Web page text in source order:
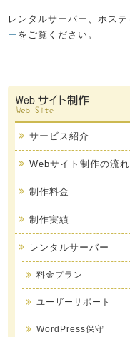
レンタルサーバー、ホス
ー をご覧ください。
サービス紹介
Webサイト制作の流れ
制作料金
制作実績
レンタルサーバー
料金プラン
ユーザーサポート
WordPress保守